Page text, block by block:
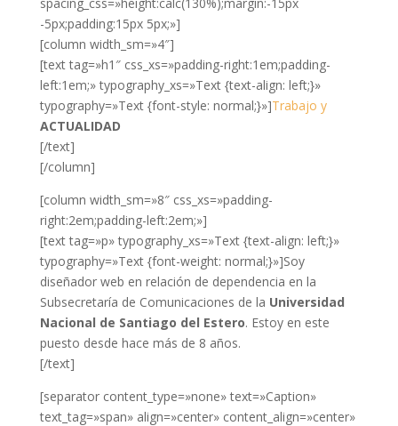
-5px;padding:15px 5px;»]
[column width_sm=»4″]
[text tag=»h1″ css_xs=»padding-right:1em;padding-
left:1em;» typography_xs=»Text {text-align: left;}»
typography=»Text {font-style: normal;}»]Trabajo y
ACTUALIDAD
[/text]
[/column]
[column width_sm=»8″ css_xs=»padding-
right:2em;padding-left:2em;»]
[text tag=»p» typography_xs=»Text {text-align: left;}»
typography=»Text {font-weight: normal;}»]Soy
diseñador web en relación de dependencia en la
Subsecretaría de Comunicaciones de la Universidad
Nacional de Santiago del Estero. Estoy en este
puesto desde hace más de 8 años.
[/text]
[separator content_type=»none» text=»Caption»
text_tag=»span» align=»center» content_align=»center»